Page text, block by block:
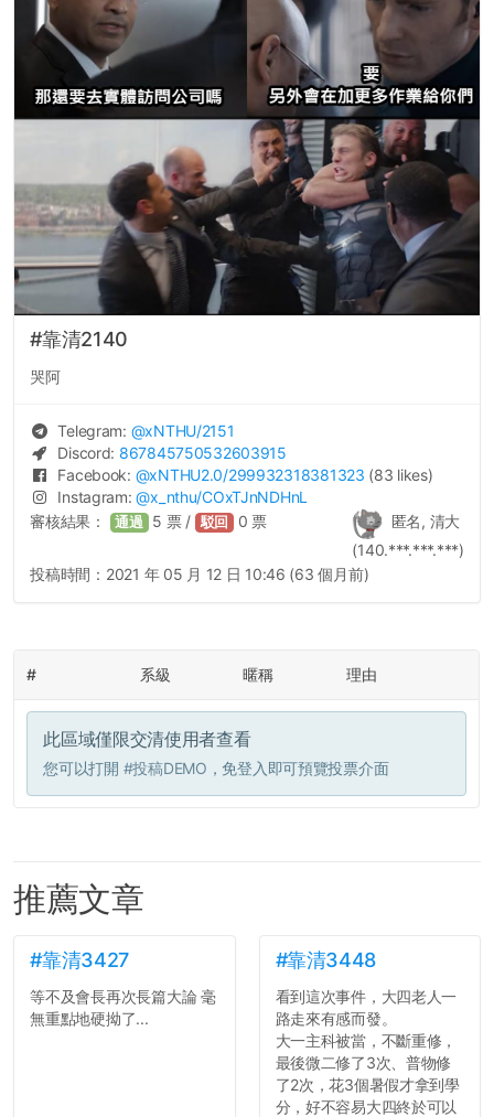
#靠清2140
哭阿
Telegram: @xNTHU/2151
Discord: 867845750532603915
Facebook: @xNTHU2.0/299932318381323 (83 likes)
Instagram:@x_nthu/COxTJnNDHnL
匿名, 清大
(140.***.***.***)
審核結果： 通過 5 票 / 駁回 0 票
投稿時間： 2021 年 05 月 12 日 10:46 (63 個月前)
# 系級 暱稱 理由
此區域僅限交清使用者查看
您可以打開 #投稿DEMO ，免登入即可預覽投票介面
推薦文章
#靠清3427
等不及會長再次長篇大論 毫
無重點地硬拗了...
#靠清3448
看到這次事件，大四老人一
路走來有感而發。
大一主科被當，不斷重修，
最後微二修了3次、普物修
了2次，花3個暑假才拿到學
分，好不容易大四終於可以